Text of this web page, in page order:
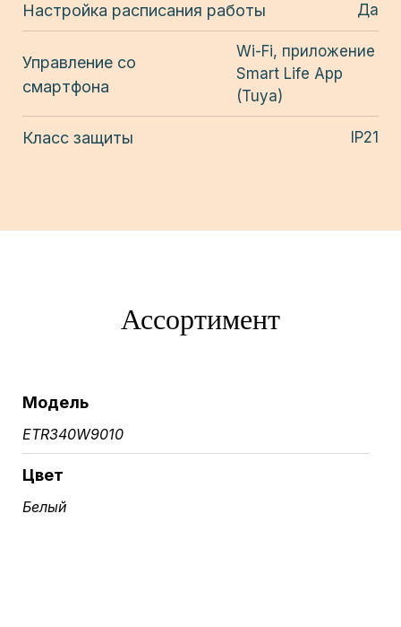
Настройка расписания работы Да
Управление со
смартфона
Wi-Fi, приложение
Smart Life App
(Tuya)
Класс защиты IP21
Ассортимент
Модель
ETR340W9010
Цвет
Белый